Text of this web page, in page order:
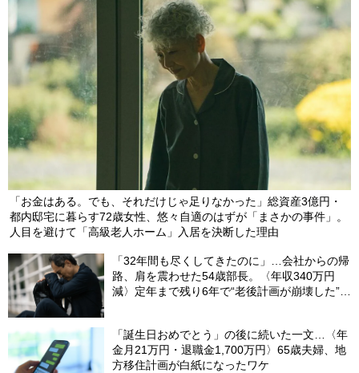
営業利益「44.8％増」の好決算でストップ高…東証プライム・上
昇率1位となった〈注目銘柄〉の正体【8月3日の国内株式市場概
況】2026/08/03
「お金はある。でも、それだけじゃ足りなかった」総資産3億円・
都内邸宅に暮らす72歳女性、悠々自適のはずが「まさかの事件」。
人目を避けて「高級老人ホーム」入居を決断した理由
「32年間も尽くしてきたのに」…会社からの帰
路、肩を震わせた54歳部長。〈年収340万円
減〉定年まで残り6年で“老後計画が崩壊した”ワ
「誕生日おめでとう」の後に続いた一文…〈年
金月21万円・退職金1,700万円〉65歳夫婦、地
方移住計画が白紙になったワケ